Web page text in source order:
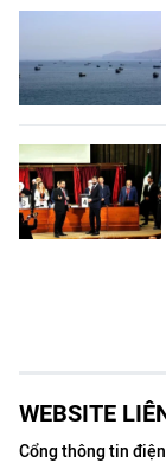
WEBSITE
Cổng thông tin